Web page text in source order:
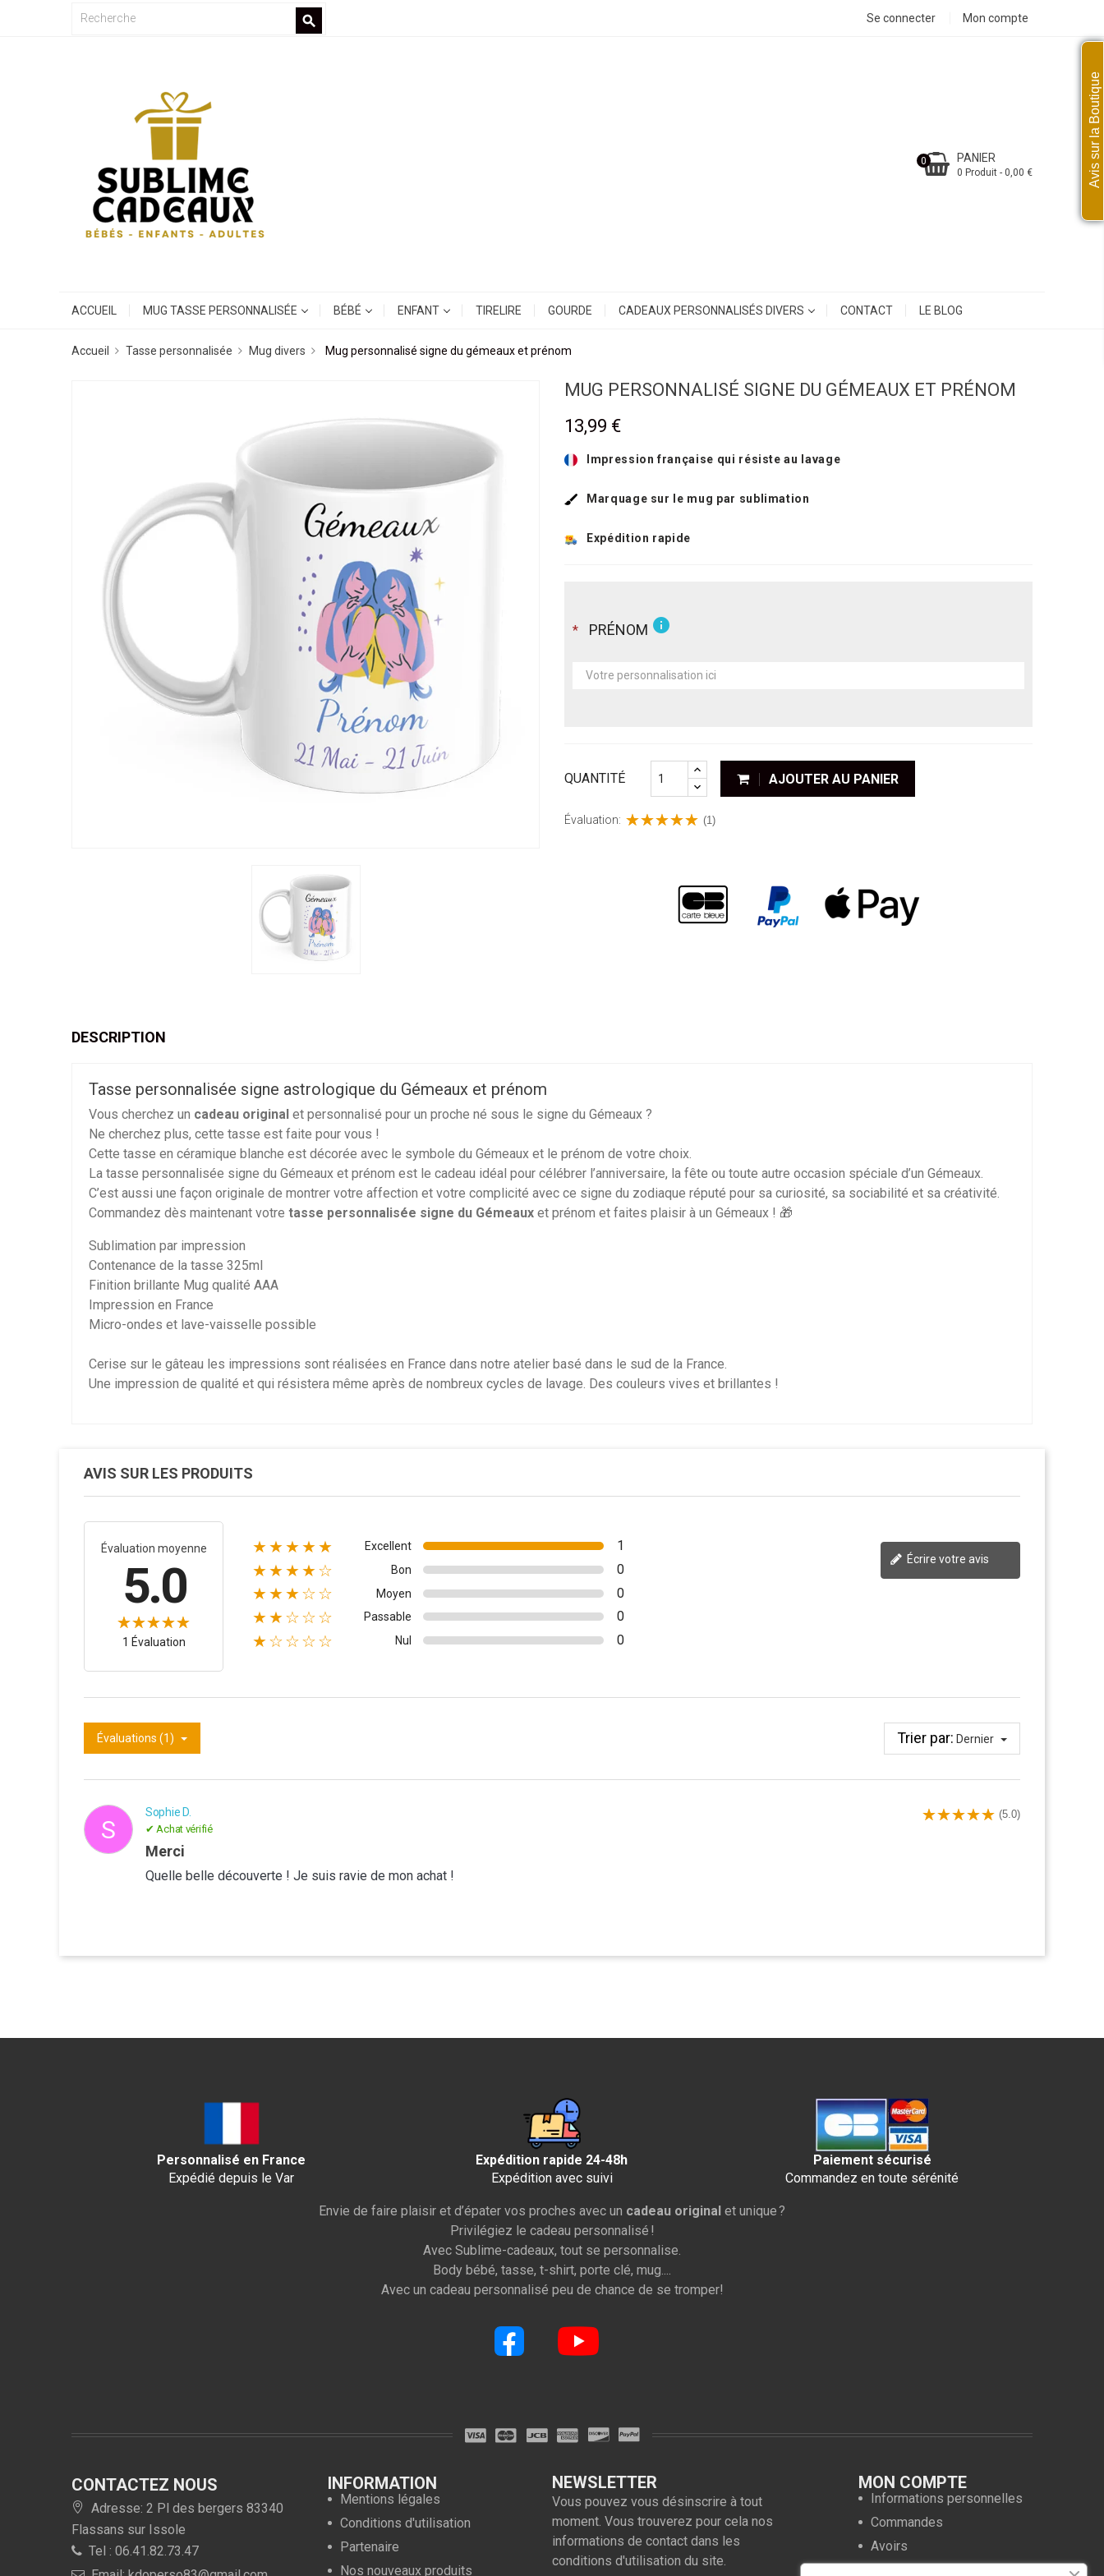
search Se connecter Mon compte
PANIER
0 Produit - 0,00 €
0
ACCUEIL MUG TASSE PERSONNALISÉE BÉBÉ ENFANT TIRELIRE GOURDE CADEAUX PERSONNALISÉS DIVERS CONTACT LE BLOG
Accueil Tasse personnalisée Mug divers Mug personnalisé signe du gémeaux et prénom
MUG PERSONNALISÉ SIGNE DU GÉMEAUX ET PRÉNOM
13,99 €
Impression française qui résiste au lavage
Marquage sur le mug par sublimation
Expédition rapide
* PRÉNOM info
QUANTITÉ AJOUTER AU PANIER
Évaluation: (1)
DESCRIPTION
Tasse personnalisée signe astrologique du Gémeaux et prénom
Vous cherchez un cadeau original et personnalisé pour un proche né sous le signe du Gémeaux ?
Ne cherchez plus, cette tasse est faite pour vous !
Cette tasse en céramique blanche est décorée avec le symbole du Gémeaux et le prénom de votre choix.
La tasse personnalisée signe du Gémeaux et prénom est le cadeau idéal pour célébrer l’anniversaire, la fête ou toute autre occasion spéciale d’un Gémeaux.
C’est aussi une façon originale de montrer votre affection et votre complicité avec ce signe du zodiaque réputé pour sa curiosité, sa sociabilité et sa créativité.
Commandez dès maintenant votre tasse personnalisée signe du Gémeaux et prénom et faites plaisir à un Gémeaux ! 🎁
Sublimation par impression
Contenance de la tasse 325ml
Finition brillante Mug qualité AAA
Impression en France
Micro-ondes et lave-vaisselle possible
Cerise sur le gâteau les impressions sont réalisées en France dans notre atelier basé dans le sud de la France.
Une impression de qualité et qui résistera même après de nombreux cycles de lavage. Des couleurs vives et brillantes !
AVIS SUR LES PRODUITS
Évaluation moyenne
5.0
1 Évaluation
★★★★★ Excellent 1
★★★★☆ Bon 0
★★★☆☆ Moyen 0
★★☆☆☆ Passable 0
★☆☆☆☆ Nul 0
Écrire votre avis
Évaluations (1) Trier par: Dernier
S
Sophie D.
✔ Achat vérifié
(5.0)
Merci
Quelle belle découverte ! Je suis ravie de mon achat !
Personnalisé en France
Expédié depuis le Var
Expédition rapide 24-48h
Expédition avec suivi
Paiement sécurisé
Commandez en toute sérénité
Envie de faire plaisir et d’épater vos proches avec un cadeau original et unique ?
Privilégiez le cadeau personnalisé !
Avec Sublime-cadeaux, tout se personnalise.
Body bébé, tasse, t-shirt, porte clé, mug....
Avec un cadeau personnalisé peu de chance de se tromper!
CONTACTEZ NOUS
Adresse: 2 Pl des bergers 83340
Flassans sur Issole
Tel : 06.41.82.73.47
INFORMATION
Mentions légales
Conditions d'utilisation
Partenaire
Nos nouveaux produits
NEWSLETTER
Vous pouvez vous désinscrire à tout
moment. Vous trouverez pour cela nos
informations de contact dans les
conditions d'utilisation du site.
MON COMPTE
Informations personnelles
Commandes
Avoirs
Avis sur la Boutique